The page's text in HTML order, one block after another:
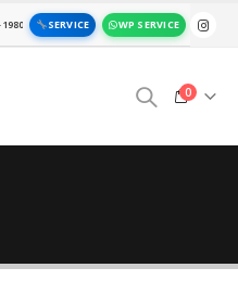
1980 SERVICE WP SERVICE
0